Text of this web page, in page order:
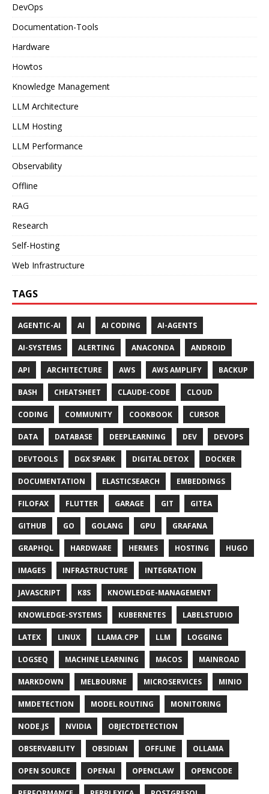
DevOps
Documentation-Tools
Hardware
Howtos
Knowledge Management
LLM Architecture
LLM Hosting
LLM Performance
Observability
Offline
RAG
Research
Self-Hosting
Web Infrastructure
TAGS
AGENTIC-AI AI AI CODING AI-AGENTS
AI-SYSTEMS ALERTING ANACONDA ANDROID
API ARCHITECTURE AWS AWS AMPLIFY BACKUP
BASH CHEATSHEET CLAUDE-CODE CLOUD
CODING COMMUNITY COOKBOOK CURSOR
DATA DATABASE DEEPLEARNING DEV DEVOPS
DEVTOOLS DGX SPARK DIGITAL DETOX DOCKER
DOCUMENTATION ELASTICSEARCH EMBEDDINGS
FILOFAX FLUTTER GARAGE GIT GITEA
GITHUB GO GOLANG GPU GRAFANA
GRAPHQL HARDWARE HERMES HOSTING HUGO
IMAGES INFRASTRUCTURE INTEGRATION
JAVASCRIPT K8S KNOWLEDGE-MANAGEMENT
KNOWLEDGE-SYSTEMS KUBERNETES LABELSTUDIO
LATEX LINUX LLAMA.CPP LLM LOGGING
LOGSEQ MACHINE LEARNING MACOS MAINROAD
MARKDOWN MELBOURNE MICROSERVICES MINIO
MMDETECTION MODEL ROUTING MONITORING
NODE.JS NVIDIA OBJECTDETECTION
OBSERVABILITY OBSIDIAN OFFLINE OLLAMA
OPEN SOURCE OPENAI OPENCLAW OPENCODE